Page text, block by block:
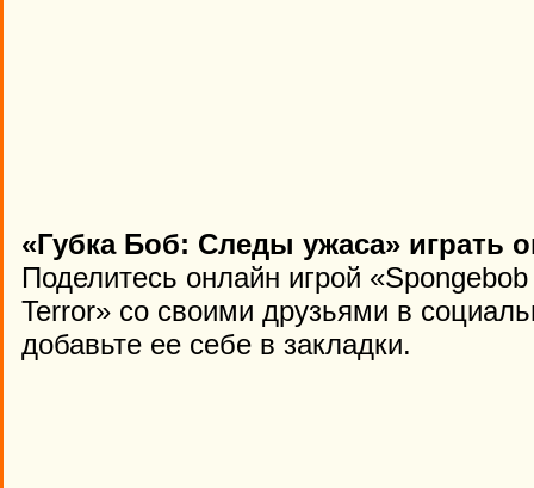
«Губка Боб: Следы ужаса» играть
Поделитесь онлайн игрой
Terror» со своими друзьями в
добавьте ее себе в закладки.